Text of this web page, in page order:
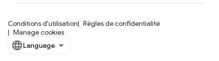
Conditions d'utilisation
Règles de confidentialité
Manage cookies